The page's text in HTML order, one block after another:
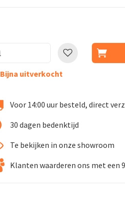
Bijna uitverkocht
Voor 14:00 uur besteld, direct
30 dagen bedenktijd
Te bekijken in onze showroom
Klanten waarderen ons met een